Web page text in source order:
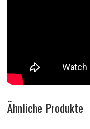
Ähnliche Produkte